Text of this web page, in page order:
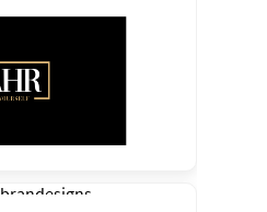
brandesigns